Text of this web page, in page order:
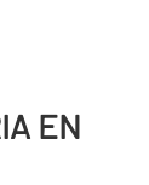
EN